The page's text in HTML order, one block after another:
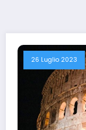
26 Luglio 2023